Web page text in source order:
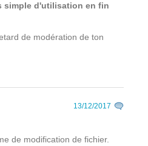
d'utilisation en fin
de modération de ton
13/12/2017
de modification de fichier.